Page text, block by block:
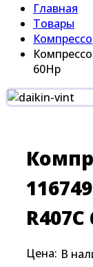
Главная
Товары
60Hp
R407C
Цена: В